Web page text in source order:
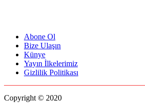
Abone Ol
Bize Ulaşın
Künye
Yayın İlkelerimiz
Gizlilik Politikası
Copyright © 2020